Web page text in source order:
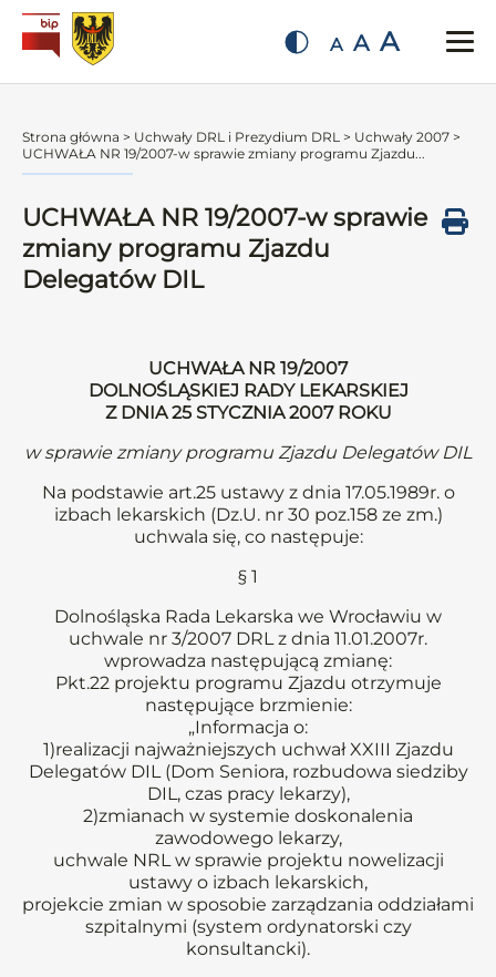
A A A
Strona główna > Uchwały DRL i Prezydium DRL > Uchwały 2007 >
UCHWAŁA NR 19/2007-w sprawie zmiany programu Zjazdu...
UCHWAŁA NR 19/2007-w sprawie
zmiany programu Zjazdu
Delegatów DIL
UCHWAŁA NR 19/2007
DOLNOŚLĄSKIEJ RADY LEKARSKIEJ
Z DNIA 25 STYCZNIA 2007 ROKU
w sprawie zmiany programu Zjazdu Delegatów DIL
Na podstawie art.25 ustawy z dnia 17.05.1989r. o
izbach lekarskich (Dz.U. nr 30 poz.158 ze zm.)
uchwala się, co następuje:
§ 1
Dolnośląska Rada Lekarska we Wrocławiu w
uchwale nr 3/2007 DRL z dnia 11.01.2007r.
wprowadza następującą zmianę:
Pkt.22 projektu programu Zjazdu otrzymuje
następujące brzmienie:
„Informacja o:
1)realizacji najważniejszych uchwał XXIII Zjazdu
Delegatów DIL (Dom Seniora, rozbudowa siedziby
DIL, czas pracy lekarzy),
2)zmianach w systemie doskonalenia
zawodowego lekarzy,
uchwale NRL w sprawie projektu nowelizacji
ustawy o izbach lekarskich,
projekcie zmian w sposobie zarządzania oddziałami
szpitalnymi (system ordynatorski czy
konsultancki).